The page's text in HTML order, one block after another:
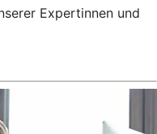
Expertinnen und